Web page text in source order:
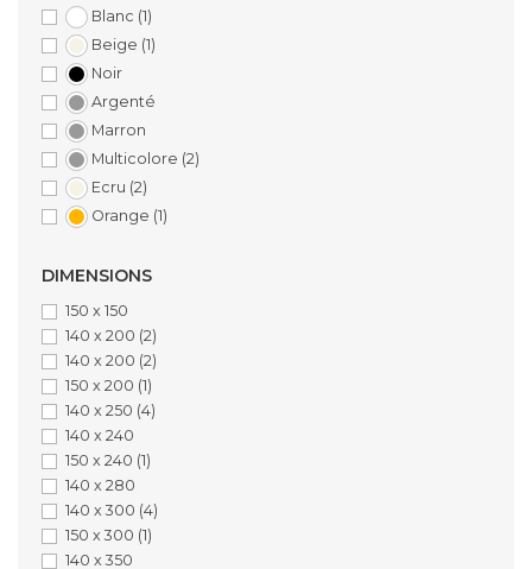
Blanc (1)
Beige (1)
Noir
Argenté
Marron
Multicolore (2)
Ecru (2)
Orange (1)
DIMENSIONS
150 x 150
140 x 200 (2)
140 x 200 (2)
150 x 200 (1)
140 x 250 (4)
140 x 240
150 x 240 (1)
140 x 280
140 x 300 (4)
150 x 300 (1)
140 x 350